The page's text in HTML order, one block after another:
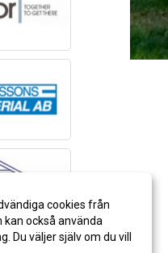
cookies från
kan också använda
Du väljer själv om du vill